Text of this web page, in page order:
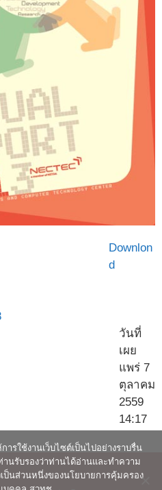
Downlon
d
วันที่
เผย
แพร่ 7
ตุลาคม
2559
14:17
ารใช้งานเว็บไซต์เป็นไปอย่างราบรื่น
นรับรองว่าท่านได้อ่านและทำความ
ป็นส่วนหนึ่งของนโยบายการคุ้มครอง